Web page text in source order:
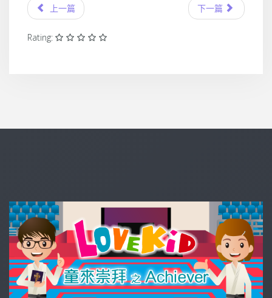
上一篇 下一篇
Rating: